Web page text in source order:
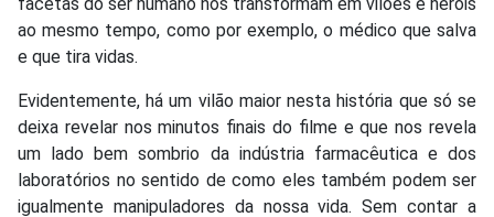
ao mesmo tempo, como por exemplo, o médico que salva
e que tira vidas.
Evidentemente, há um vilão maior nesta história que só se
deixa revelar nos minutos finais do filme e que nos revela
um lado bem sombrio da indústria farmacêutica e dos
laboratórios no sentido de como eles também podem ser
igualmente manipuladores da nossa vida. Sem contar a